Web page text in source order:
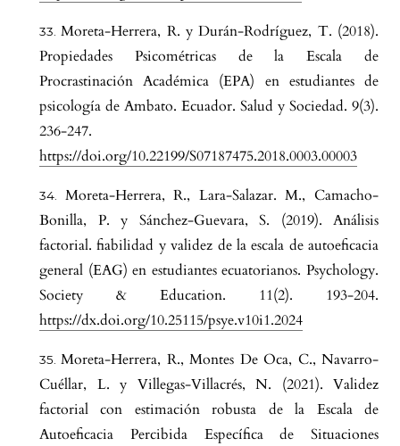
Moreta-Herrera, R. y Durán-Rodríguez, T. (2018).
Propiedades Psicométricas de la Escala de
Procrastinación Académica (EPA) en estudiantes de
psicología de Ambato. Ecuador. Salud y Sociedad. 9(3).
236-247.
https://doi.org/10.22199/S07187475.2018.0003.00003
Moreta-Herrera, R., Lara-Salazar. M., Camacho-
Bonilla, P. y Sánchez-Guevara, S. (2019). Análisis
factorial. fiabilidad y validez de la escala de autoeficacia
general (EAG) en estudiantes ecuatorianos. Psychology.
Society & Education. 11(2). 193-204.
https://dx.doi.org/10.25115/psye.v10i1.2024
Moreta-Herrera, R., Montes De Oca, C., Navarro-
Cuéllar, L. y Villegas-Villacrés, N. (2021). Validez
factorial con estimación robusta de la Escala de
Autoeficacia Percibida Específica de Situaciones